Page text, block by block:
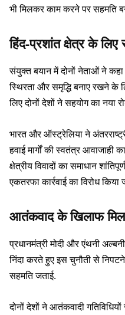
भी मिलकर काम करने पर सहमति
हिंद-प्रशांत क्षेत्र के लिए
संयुक्त बयान में दोनों नेताओं ने कहा
स्थिरता और समृद्धि बनाए रखने के
लिए दोनों देशों ने सहयोग का नया
भारत और ऑस्ट्रेलिया ने
हवाई मार्गों की स्वतंत्र आवाजाही
क्षेत्रीय विवादों का समाधान
एकतरफा कार्रवाई का विरोध किया
आतंकवाद के खिलाफ
प्रधानमंत्री मोदी और एंथनी
निंदा करते हुए इस चुनौती से
सहमति जताई.
दोनों देशों ने आतंकवादी